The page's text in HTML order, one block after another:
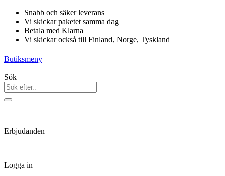
Hoppa
innehåll
Snabb och säker leverans
Vi skickar paketet samma dag
Betala med Klarna
Vi skickar också till Finland, Norge, Tyskland
Butiksmeny
Sök
Erbjudanden
Logga in